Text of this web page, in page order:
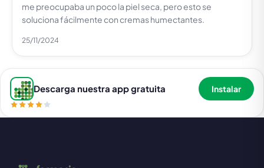
me preocupaba un poco la piel seca, pero esto se
soluciona fácilmente con cremas humectantes.
25/11/2024
Descarga nuestra app gratuita Instalar